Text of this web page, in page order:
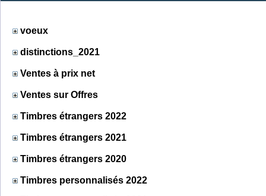
voeux
distinctions_2021
Ventes à prix net
Ventes sur Offres
Timbres étrangers 2022
Timbres étrangers 2021
Timbres étrangers 2020
Timbres personnalisés 2022